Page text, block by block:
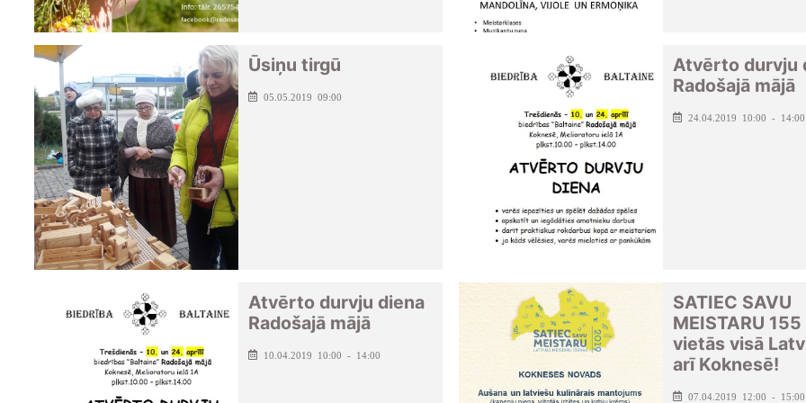
Ūsiņu tirgū
05.05.2019 09:00
Atvērto durvju
Radošajā mājā
24.04.2019 10:00 - 14:00
Atvērto durvju diena
Radošajā mājā
10.04.2019 10:00 - 14:00
SATIEC SAVU
MEISTARU 155
vietās visā
arī Koknesē!
07.04.2019 12:00 - 15:00